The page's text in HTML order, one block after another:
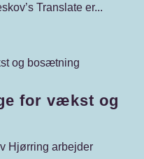
Translate er...
for vækst og
Hjørring arbejder